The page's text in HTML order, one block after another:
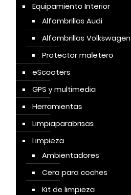
Equipamiento Interior
Alfombrillas Audi
Alfombrillas Volkswagen
Protector maletero
eScooters
GPS y multimedia
Herramientas
Limpiaparabrisas
Limpieza
Ambientadores
Cera para coches
Kit de limpieza